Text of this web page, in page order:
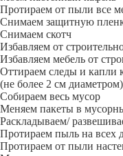
Протираем от пыли все
Снимаем защитную
Снимаем скотч
Избавляем от
Избавляем мебель от
Оттираем следы и капли
(не более 2 см диаметром)
Собираем весь мусор
Меняем пакеты в
Раскладываем/
Протираем пыль на всех
Протираем от пыли